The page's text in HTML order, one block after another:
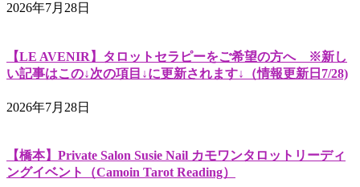
2026年7月28日
【LE AVENIR】タロットセラピーをご希望の方へ ※新し
い記事はこの↓次の項目↓に更新されます↓（情報更新日7/28)
2026年7月28日
【橋本】Private Salon Susie Nail カモワンタロットリーディ
ングイベント（Camoin Tarot Reading）